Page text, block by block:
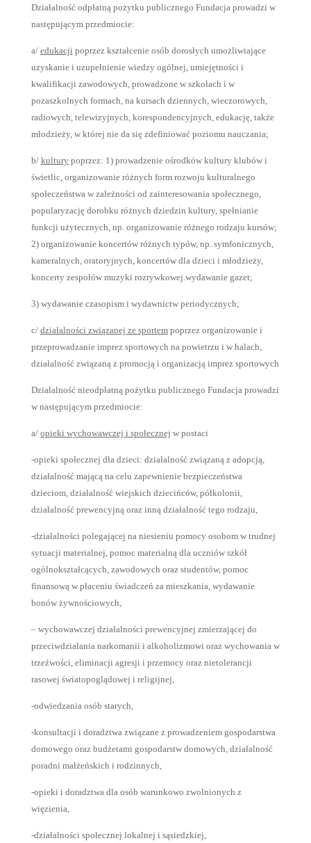
Działalność odpłatną pożytku publicznego Fundacja prowadzi w
następującym przedmiocie:
a/ edukacji poprzez kształcenie osób dorosłych umożliwiające
uzyskanie i uzupełnienie wiedzy ogólnej, umiejętności i
kwalifikacji zawodowych, prowadzone w szkołach i w
pozaszkolnych formach, na kursach dziennych, wieczorowych,
radiowych, telewizyjnych, korespondencyjnych, edukację, także
młodzieży, w której nie da się zdefiniować poziomu nauczania;
b/ kulturypoprzez: 1) prowadzenie ośrodków kultury klubów i
świetlic, organizowanie różnych form rozwoju kulturalnego
społeczeństwa w zależności od zainteresowania społecznego,
popularyzację dorobku różnych dziedzin kultury, spełnianie
funkcji użytecznych, np. organizowanie różnego rodzaju kursów;
2) organizowanie koncertów różnych typów, np. symfonicznych,
kameralnych, oratoryjnych, koncertów dla dzieci i młodzieży,
koncerty zespołów muzyki rozrywkowej.wydawanie gazet;
3) wydawanie czasopism i wydawnictw periodycznych;
c/ działalności związanej ze sportempoprzez organizowanie i
przeprowadzanie imprez sportowych na powietrzu i w halach,
działalność związaną z promocją i organizacją imprez sportowych
Działalność nieodpłatną pożytku publicznego Fundacja prowadzi
w następującym przedmiocie:
a/ opieki wychowawczej i społecznej w postaci
-opieki społecznej dla dzieci: działalność związaną z adopcją,
działalność mającą na celu zapewnienie bezpieczeństwa
dzieciom, działalność wiejskich dziecińców, półkolonii,
działalność prewencyjną oraz inną działalność tego rodzaju,
-działalności polegającej na niesieniu pomocy osobom w trudnej
sytuacji materialnej, pomoc materialną dla uczniów szkół
ogólnokształcących, zawodowych oraz studentów, pomoc
finansową w płaceniu świadczeń za mieszkania, wydawanie
bonów żywnościowych,
– wychowawczej działalności prewencyjnej zmierzającej do
przeciwdziałania narkomanii i alkoholizmowi oraz wychowania w
trzeźwości, eliminacji agresji i przemocy oraz nietolerancji
rasowej światopoglądowej i religijnej,
-odwiedzania osób starych,
-konsultacji i doradztwa związane z prowadzeniem gospodarstwa
domowego oraz budżetami gospodarstw domowych, działalność
poradni małżeńskich i rodzinnych,
-opieki i doradztwa dla osób warunkowo zwolnionych z
więzienia,
-działalności społecznej lokalnej i sąsiedzkiej,